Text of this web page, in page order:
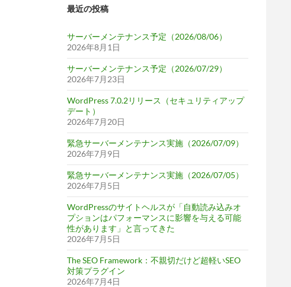
最近の投稿
サーバーメンテナンス予定（2026/08/06）
2026年8月1日
サーバーメンテナンス予定（2026/07/29）
2026年7月23日
WordPress 7.0.2リリース（セキュリティアップ
デート）
2026年7月20日
緊急サーバーメンテナンス実施（2026/07/09）
2026年7月9日
緊急サーバーメンテナンス実施（2026/07/05）
2026年7月5日
WordPressのサイトヘルスが「自動読み込みオ
プションはパフォーマンスに影響を与える可能
性があります」と言ってきた
2026年7月5日
The SEO Framework：不親切だけど超軽いSEO
対策プラグイン
2026年7月4日